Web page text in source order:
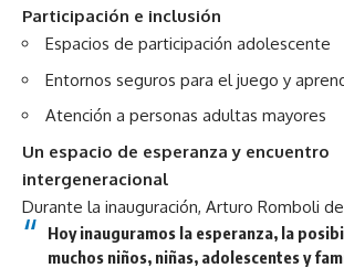
Participación e inclusión
Espacios de participación adolescente
Entornos seguros para el juego y
Atención a personas adultas mayores
Un espacio de esperanza y encuentro
intergeneracional
Durante la inauguración, Arturo Romboli
Hoy inauguramos la esperanza, la
muchos niños, niñas, adolescentes y